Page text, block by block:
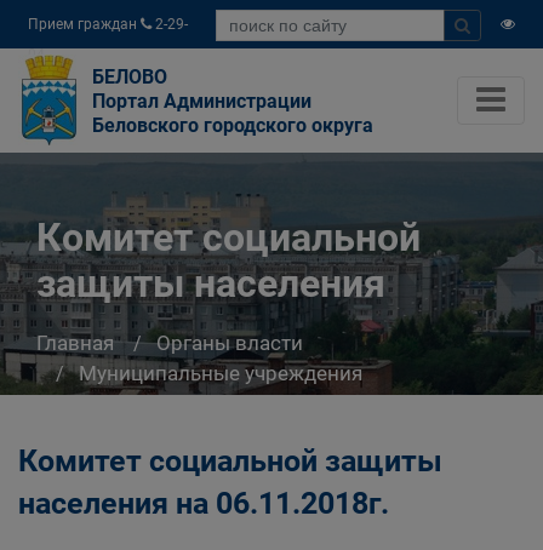
Прием граждан
2-29-
04
БЕЛОВО
Портал Администрации
Беловского городского округа
Комитет социальной
защиты населения
Главная
Органы власти
Муниципальные учреждения
Комитет социальной защиты населения
Комитет социальной защиты
населения на 06.11.2018г.